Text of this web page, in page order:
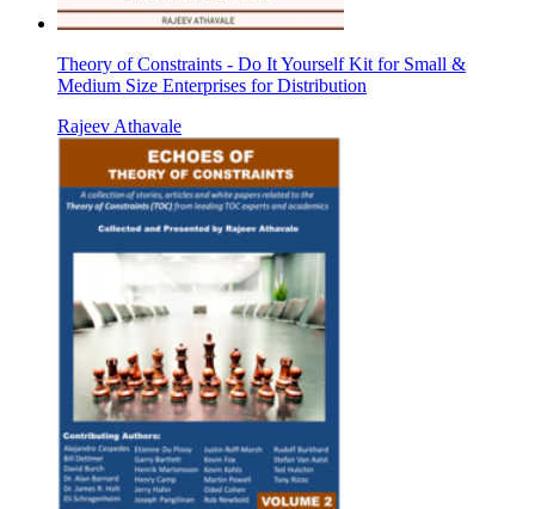
Theory of Constraints - Do It Yourself Kit for Small &
Medium Size Enterprises for Distribution
Rajeev Athavale